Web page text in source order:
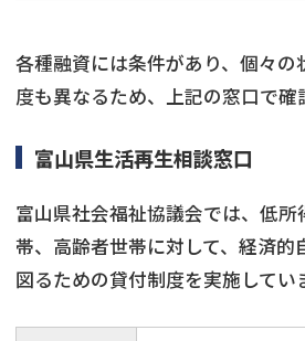
各種融資には条件があり、個々の
度も異なるため、上記の窓口で確
富山県生活再生相談窓口
富山県社会福祉協議会では、低
帯、高齢者世帯に対して、経済的
図るための貸付制度を実施してい